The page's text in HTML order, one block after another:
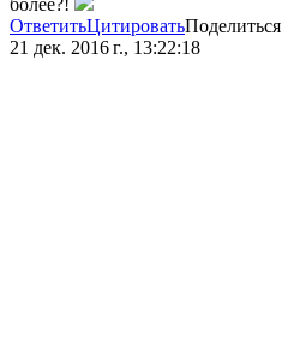
более?!
ОтветитьЦитироватьПоделиться
21 дек. 2016 г., 13:22:18